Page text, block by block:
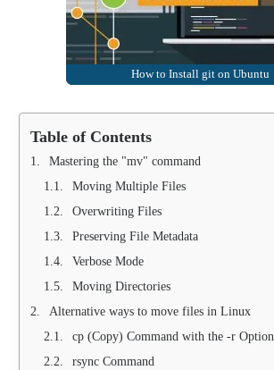
How to Install git on Ubuntu
Table of Contents
Mastering the "mv" command
Moving Multiple Files
Overwriting Files
Preserving File Metadata
Verbose Mode
Moving Directories
Alternative ways to move files in Linux
cp (Copy) Command with the -r Option
rsync Command